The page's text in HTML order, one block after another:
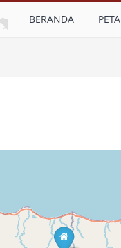
BERANDA PETA